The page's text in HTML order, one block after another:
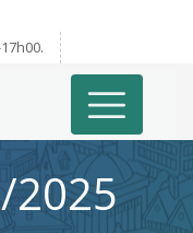
2025